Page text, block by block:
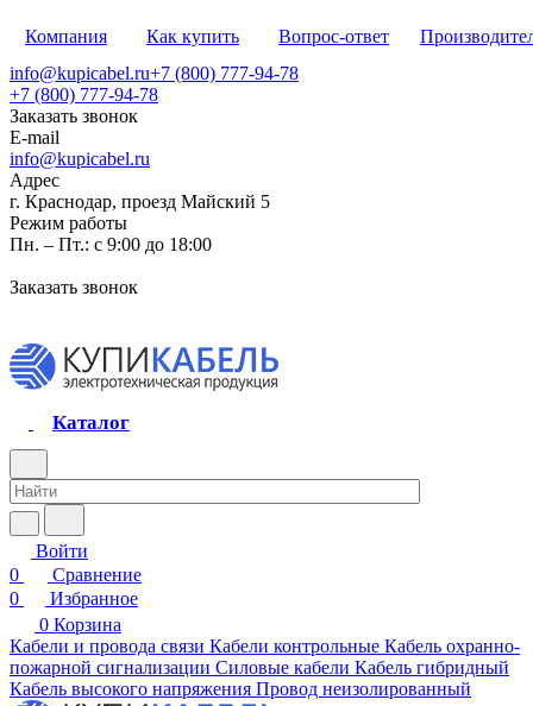
Компания Как купить Вопрос-ответ
info@kupicabel.ru+7 (800) 777-94-78
+7 (800) 777-94-78
Заказать звонок
E-mail
info@kupicabel.ru
Адрес
г. Краснодар, проезд Майский 5
Режим работы
Пн. – Пт.: с 9:00 до 18:00
Заказать звонок
Каталог
Войти
0
Сравнение
0
Избранное
0 Корзина
Кабели и провода связи Кабели контрольные Кабель охранно-
пожарной сигнализации Силовые кабели Кабель гибридный
Кабель высокого напряжения Провод неизолированный